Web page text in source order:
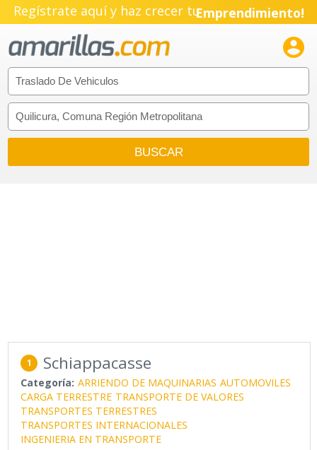
Regístrate aquí y haz crecer tuEmprendimiento!

1 Schiappacasse
Categoría: ARRIENDO DE MAQUINARIAS AUTOMOVILES
CARGA TERRESTRE TRANSPORTE DE VALORES
TRANSPORTES TERRESTRES
TRANSPORTES INTERNACIONALES
INGENIERIA EN TRANSPORTE